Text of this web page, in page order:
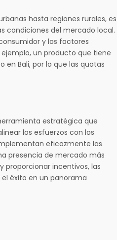
hasta regiones rurales, es
condiciones del mercado local.
y los factores
un producto que tiene
Bali, por lo que las quotas
estratégica que
los esfuerzos con los
eficazmente las
presencia de mercado más
proporcionar incentivos, las
éxito en un panorama